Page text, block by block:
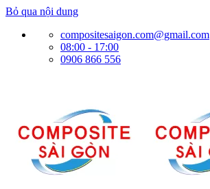
Bỏ qua nội dung
compositesaigon.com@gmail.com
08:00 - 17:00
0906 866 556